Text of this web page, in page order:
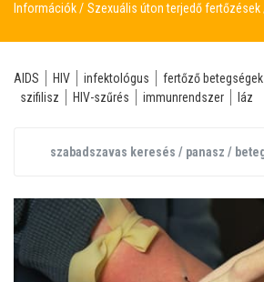
Információk Szexuális úton terjedő fertőzések
AIDS HIV infektológus fertőző betegségek
szifilisz
HIV-szűrés immunrendszer láz